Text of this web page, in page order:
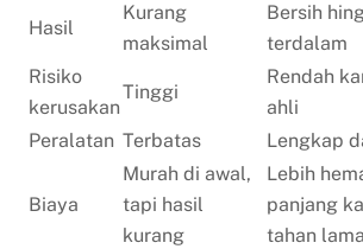
Hasil
Kurang
maksimal
Bersih
terdalam
Risiko
kerusakan
Tinggi
Rendah
ahli
Peralatan Terbatas Lengkap
Biaya
Murah di awal,
tapi hasil
kurang
Lebih
panjang
tahan lama